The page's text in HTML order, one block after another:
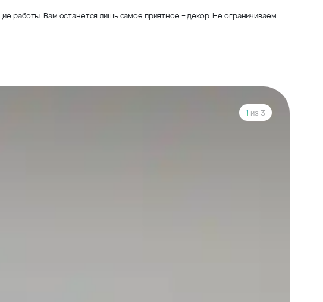
работы. Вам останется лишь самое приятное – декор. Не ограничиваем
1 из 3